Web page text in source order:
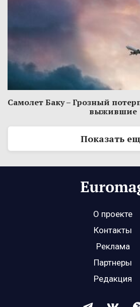
Самолет Баку – Грозный
выжившие
Показать
О проекте
Контакты
Реклама
Партнеры
Редакция